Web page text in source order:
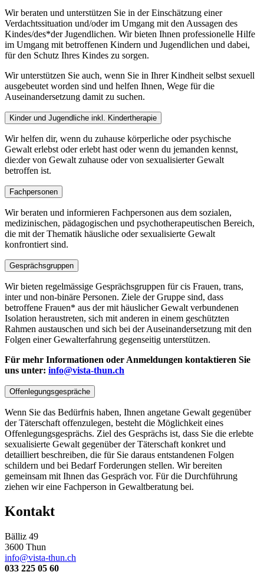
Wir beraten und unterstützen Sie in der Einschätzung einer
Verdachtssituation und/oder im Umgang mit den Aussagen des
Kindes/des*der Jugendlichen. Wir bieten Ihnen professionelle Hilfe
im Umgang mit betroffenen Kindern und Jugendlichen und dabei,
für den Schutz Ihres Kindes zu sorgen.
Wir unterstützen Sie auch, wenn Sie in Ihrer Kindheit selbst sexuell
ausgebeutet worden sind und helfen Ihnen, Wege für die
Auseinandersetzung damit zu suchen.
Kinder und Jugendliche inkl. Kindertherapie
Wir helfen dir, wenn du zuhause körperliche oder psychische
Gewalt erlebst oder erlebt hast oder wenn du jemanden kennst,
die:der von Gewalt zuhause oder von sexualisierter Gewalt
betroffen ist.
Fachpersonen
Wir beraten und informieren Fachpersonen aus dem sozialen,
medizinischen, pädagogischen und psychotherapeutischen Bereich,
die mit der Thematik häusliche oder sexualisierte Gewalt
konfrontiert sind.
Gesprächsgruppen
Wir bieten regelmässige Gesprächsgruppen für cis Frauen, trans,
inter und non-binäre Personen. Ziele der Gruppe sind, dass
betroffene Frauen* aus der mit häuslicher Gewalt verbundenen
Isolation heraustreten, sich mit anderen in einem geschützten
Rahmen austauschen und sich bei der Auseinandersetzung mit den
Folgen einer Gewalterfahrung gegenseitig unterstützen.
Für mehr Informationen oder Anmeldungen kontaktieren Sie
uns unter: info@vista-thun.ch
Offenlegungsgespräche
Wenn Sie das Bedürfnis haben, Ihnen angetane Gewalt gegenüber
der Täterschaft offenzulegen, besteht die Möglichkeit eines
Offenlegungsgesprächs. Ziel des Gesprächs ist, dass Sie die erlebte
sexualisierte Gewalt gegenüber der Täterschaft konkret und
detailliert beschreiben, die für Sie daraus entstandenen Folgen
schildern und bei Bedarf Forderungen stellen. Wir bereiten
gemeinsam mit Ihnen das Gespräch vor. Für die Durchführung
ziehen wir eine Fachperson in Gewaltberatung bei.
Kontakt
Bälliz 49
3600 Thun
info@vista-thun.ch
033 225 05 60